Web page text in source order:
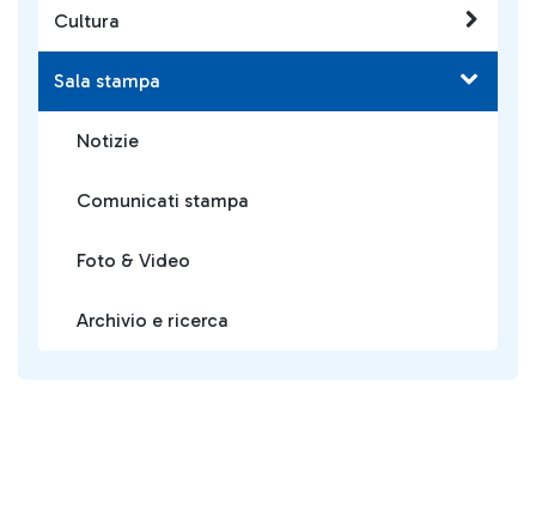
Cultura
Sala stampa
Notizie
Comunicati stampa
Foto & Video
Archivio e ricerca